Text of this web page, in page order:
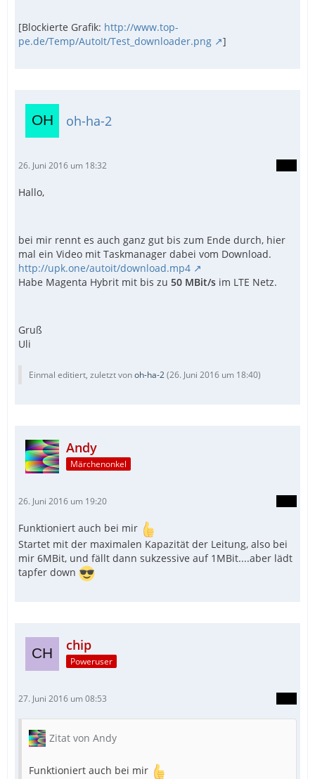
[Blockierte Grafik: http://www.top-
pe.de/Temp/AutoIt/Test_downloader.png
]
oh-ha-2
26. Juni 2016 um 18:32
Hallo,
bei mir rennt es auch ganz gut bis zum Ende durch, hier
mal ein Video mit Taskmanager dabei vom Download.
http://upk.one/autoit/download.mp4
Habe Magenta Hybrit mit bis zu 50 MBit/s im LTE Netz.
Gruß
Uli
Einmal editiert, zuletzt vonoh-ha-2(26. Juni 2016 um 18:40)
Andy
Märchenonkel
26. Juni 2016 um 19:20
Funktioniert auch bei mir
Startet mit der maximalen Kapazität der Leitung, also bei
mir 6MBit, und fällt dann sukzessive auf 1MBit....aber lädt
tapfer down
chip
Poweruser
27. Juni 2016 um 08:53
Zitat von Andy
Funktioniert auch bei mir